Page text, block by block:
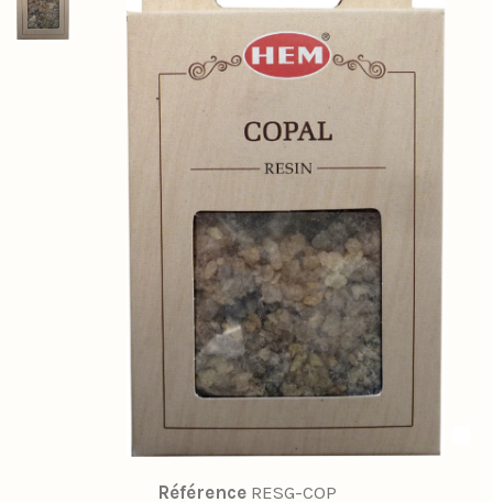
Référence RESG-COP